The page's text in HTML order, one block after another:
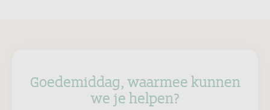
Goedemiddag, waarmee kunnen
we je helpen?